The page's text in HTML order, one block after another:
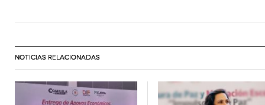
NOTICIAS RELACIONADAS